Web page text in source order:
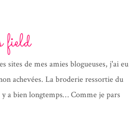
sites de mes amies blogueuses, j'ai eu
achevées. La broderie ressortie du
a bien longtemps… Comme je pars